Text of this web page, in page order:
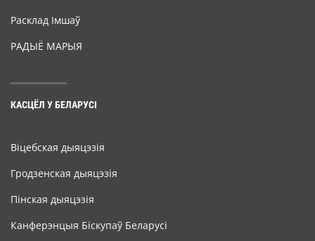
Расклад Імшаў
РАДЫЁ МАРЫЯ
КАСЦЁЛ У БЕЛАРУСІ
Віцебская дыяцэзія
Гродзенская дыяцэзія
Пінская дыяцэзія
Канферэнцыя Біскупаў Беларусі